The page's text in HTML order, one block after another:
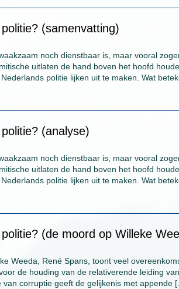
(samenvatting)
noch dienstbaar is, maar vooral
uitlaten de hand boven het hoofd
politie lijken uit te maken. Wat
(analyse)
noch dienstbaar is, maar vooral
uitlaten de hand boven het hoofd
politie lijken uit te maken. Wat
(de moord op Willeke
Weeda, René Spans, toont veel
de houding van de relativerende leiding
corruptie geeft de gelijkenis met appende